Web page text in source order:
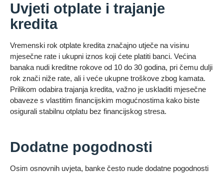
Uvjeti otplate i trajanje
kredita
Vremenski rok otplate kredita značajno utječe na visinu
mjesečne rate i ukupni iznos koji ćete platiti banci. Većina
banaka nudi kreditne rokove od 10 do 30 godina, pri čemu dulji
rok znači niže rate, ali i veće ukupne troškove zbog kamata.
Prilikom odabira trajanja kredita, važno je uskladiti mjesečne
obaveze s vlastitim financijskim mogućnostima kako biste
osigurali stabilnu otplatu bez financijskog stresa.
Dodatne pogodnosti
Osim osnovnih uvjeta, banke često nude dodatne pogodnosti